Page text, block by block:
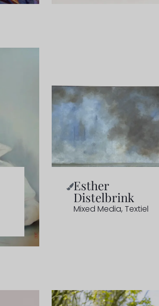
Esther
Distelbrink
Mixed Media,Textiel